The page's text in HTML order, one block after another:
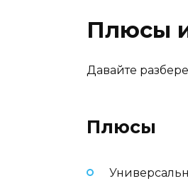
Плюсы
Давайте
Плюсы